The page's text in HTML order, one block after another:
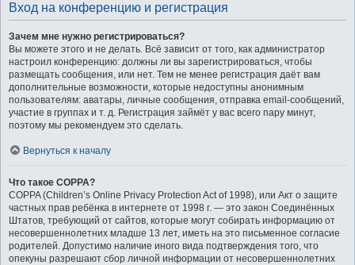
Вход на конференцию и регистрация
Зачем мне нужно регистрироваться?
Вы можете этого и не делать. Всё зависит от того, как администратор
настроил конференцию: должны ли вы зарегистрироваться, чтобы
размещать сообщения, или нет. Тем не менее регистрация даёт вам
дополнительные возможности, которые недоступны анонимным
пользователям: аватары, личные сообщения, отправка email-сообщений,
участие в группах и т. д. Регистрация займёт у вас всего пару минут,
поэтому мы рекомендуем это сделать.
Вернуться к началу
Что такое COPPA?
COPPA (Children’s Online Privacy Protection Act of 1998), или Акт о защите
частных прав ребёнка в интернете от 1998 г. — это закон Соединённых
Штатов, требующий от сайтов, которые могут собирать информацию от
несовершеннолетних младше 13 лет, иметь на это письменное согласие
родителей. Допустимо наличие иного вида подтверждения того, что
опекуны разрешают сбор личной информации от несовершеннолетних